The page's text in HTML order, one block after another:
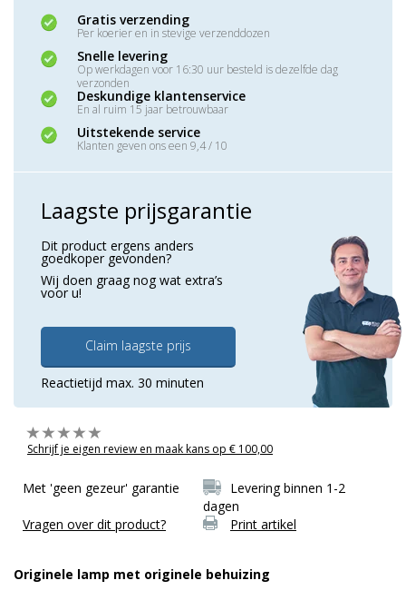
Gratis verzending
Per koerier en in stevige verzenddozen
Snelle levering
Op werkdagen voor 16:30 uur besteld is dezelfde dag
verzonden
Deskundige klantenservice
En al ruim 15 jaar betrouwbaar
Uitstekende service
Klanten geven ons een 9,4 / 10
Laagste prijsgarantie
Dit product ergens anders
goedkoper gevonden?
Wij doen graag nog wat extra’s
voor u!
Claim laagste prijs
Reactietijd max. 30 minuten
Schrijf je eigen review en maak kans op € 100,00
Met 'geen gezeur' garantie
Levering binnen 1-2
dagen
Vragen over dit product?
Print artikel
Originele lamp met originele behuizing